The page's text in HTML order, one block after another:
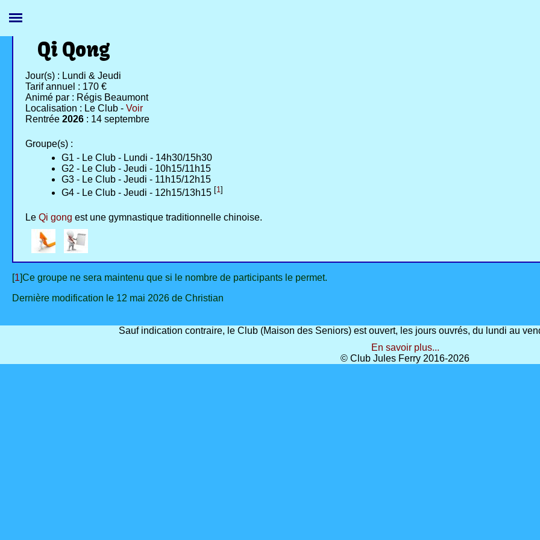
Qi Qong
Jour(s) : Lundi & Jeudi
Tarif annuel : 170 €
Animé par : Régis Beaumont
Localisation : Le Club - Voir
Rentrée 2026 : 14 septembre
Groupe(s) :
G1 - Le Club - Lundi - 14h30/15h30
G2 - Le Club - Jeudi - 10h15/11h15
G3 - Le Club - Jeudi - 11h15/12h15
G4 - Le Club - Jeudi - 12h15/13h15 [1]
Le Qi gong est une gymnastique traditionnelle chinoise.
[1]Ce groupe ne sera maintenu que si le nombre de participants le permet.
Dernière modification le 12 mai 2026 de Christian
Sauf indication contraire, le Club (Maison des Seniors) est ouvert, les jours ouvrés, du lundi au
En savoir plus...
© Club Jules Ferry 2016-2026